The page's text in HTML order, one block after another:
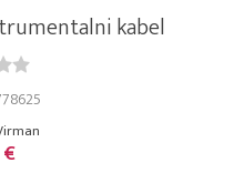
kabel